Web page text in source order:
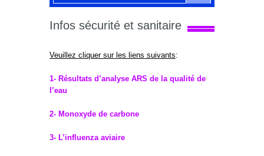
Infos sécurité et sanitaire
Veuillez cliquer sur les liens suivants:
1- Résultats d’analyse ARS de la qualité de
l’eau
2- Monoxyde de carbone
3- L’influenza aviaire